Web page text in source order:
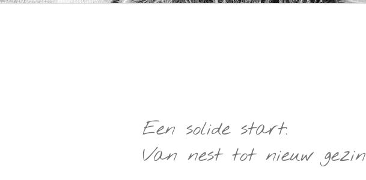
Een solide start:
Van nest tot nieuw gezin